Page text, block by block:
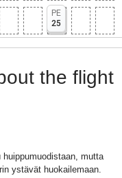
PE
25
the flight
huippumuodistaan, mutta
ystävät huokailemaan.